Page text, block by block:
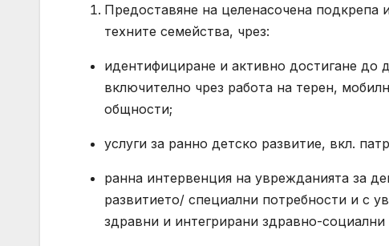
Предоставяне на целенасочена
техните семейства, чрез:
идентифициране и активно достигане
включително чрез работа на терен,
общности;
услуги за ранно детско развитие, вкл.
ранна интервенция на уврежданията за
развитието/ специални потребности и с
здравни и интегрирани здравно-социални